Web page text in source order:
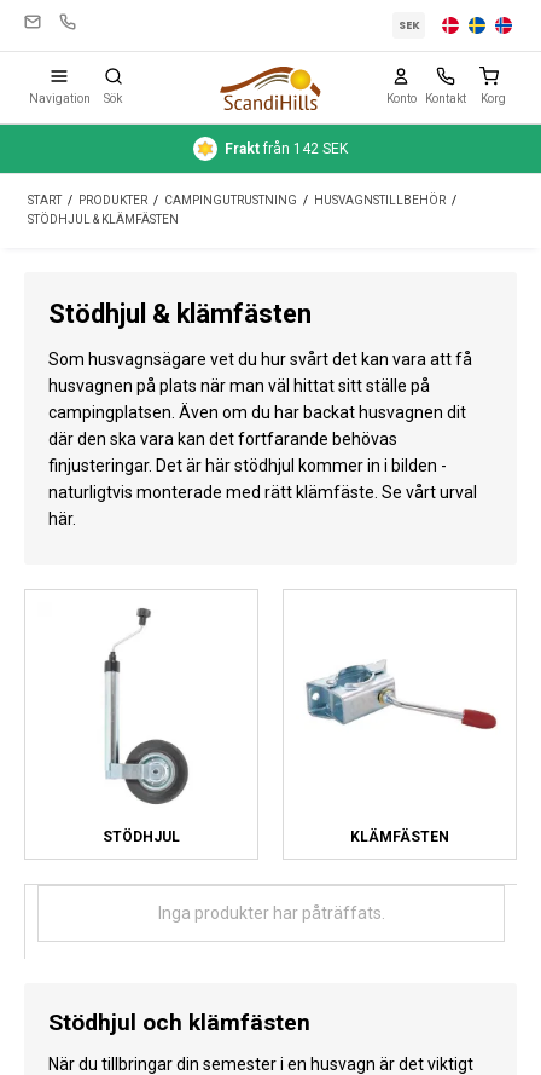
Tält
Rengöring & skötsel
Reseutrustning
Bil & släp
Gas
Vatten
Väderstationer
Erbjudanden
SEK
Navigation Sök Konto Kontakt Korg
Fraktfrån 142 SEK
START / PRODUKTER / CAMPINGUTRUSTNING / HUSVAGNSTILLBEHÖR /
STÖDHJUL & KLÄMFÄSTEN
Stödhjul & klämfästen
Som husvagnsägare vet du hur svårt det kan vara att få
husvagnen på plats när man väl hittat sitt ställe på
campingplatsen. Även om du har backat husvagnen dit
där den ska vara kan det fortfarande behövas
finjusteringar. Det är här stödhjul kommer in i bilden -
naturligtvis monterade med rätt klämfäste. Se vårt urval
här.
STÖDHJUL KLÄMFÄSTEN
Inga produkter har påträffats.
Stödhjul och klämfästen
När du tillbringar din semester i en husvagn är det viktigt